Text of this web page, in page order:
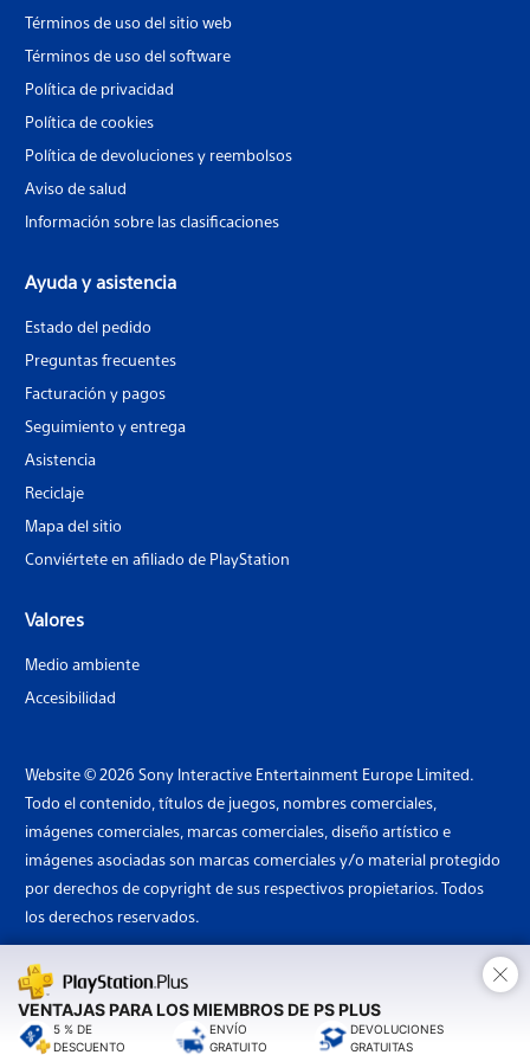
VENTAJAS PARA LOS MIEMBROS DE PS PLUS
5 % DE
DESCUENTO
ENVÍO
GRATUITO
DEVOLUCIONES
GRATUITAS
×
Términos de uso del sitio web
Términos de uso del software
Política de privacidad
Política de cookies
Política de devoluciones y reembolsos
Aviso de salud
Información sobre las clasificaciones
Ayuda y asistencia
Estado del pedido
Preguntas frecuentes
Facturación y pagos
Seguimiento y entrega
Asistencia
Reciclaje
Mapa del sitio
Conviértete en afiliado de PlayStation
Valores
Medio ambiente
Accesibilidad
Website © 2026 Sony Interactive Entertainment Europe Limited.
Todo el contenido, títulos de juegos, nombres comerciales,
imágenes comerciales, marcas comerciales, diseño artístico e
imágenes asociadas son marcas comerciales y/o material protegido
por derechos de copyright de sus respectivos propietarios. Todos
los derechos reservados.
País: España